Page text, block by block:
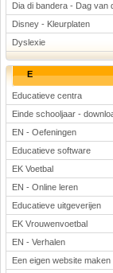
Dia di bandera - Dag van
Disney - Kleurplaten
Dyslexie
E
Educatieve centra
Einde schooljaar -
EN - Oefeningen
Educatieve software
EK Voetbal
EN - Online leren
Educatieve uitgeverijen
EK Vrouwenvoetbal
EN - Verhalen
Een eigen website maken